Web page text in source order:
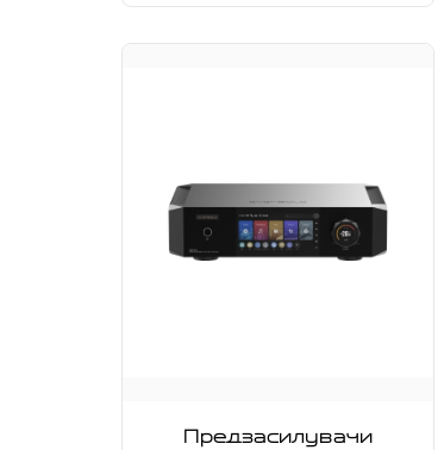
Предзасилувачи